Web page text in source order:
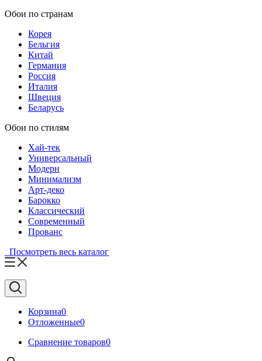
Обои по странам
Корея
Бельгия
Китай
Германия
Россия
Италия
Швеция
Беларусь
Обои по стилям
Хай-тек
Универсальный
Модерн
Минимализм
Арт-деко
Барокко
Классический
Современный
Прованс
Посмотреть весь каталог
Корзина0
Отложенные0
Сравнение товаров0